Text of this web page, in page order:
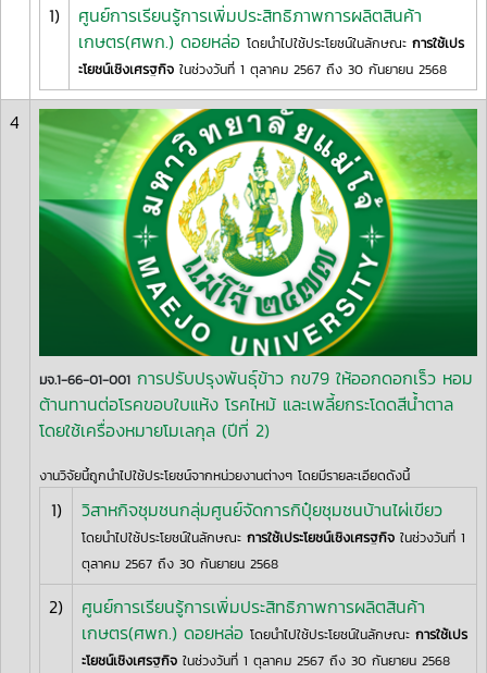
1)
ศูนย์การเรียนรู้การเพิ่มประสิทธิภาพการผลิตสินค้า
เกษตร(ศพก.) ดอยหล่อ โดยนำไปใช้ประโยชน์ในลักษณะ การใช้เปร
ะโยชน์เชิงเศรฐกิจ ในช่วงวันที่ 1 ตุลาคม 2567 ถึง 30 กันยายน 2568
4
มจ.1-66-01-001 การปรับปรุงพันธุ์ข้าว กข79 ให้ออกดอกเร็ว หอม
ต้านทานต่อโรคขอบใบแห้ง โรคไหม้ และเพลี้ยกระโดดสีน้ำตาล
โดยใช้เครื่องหมายโมเลกุล (ปีที่ 2)
งานวิจัยนี้ถูกนำไปใช้ประโยชน์จากหน่วยงานต่างๆ โดยมีรายละเอียดดังนี้
1) วิสาหกิจชุมชนกลุ่มศูนย์จัดการกิปุ๋ยชุมชนบ้านไผ่เขียว
โดยนำไปใช้ประโยชน์ในลักษณะ การใช้เประโยชน์เชิงเศรฐกิจ ในช่วงวันที่ 1
ตุลาคม 2567 ถึง 30 กันยายน 2568
2)
ศูนย์การเรียนรู้การเพิ่มประสิทธิภาพการผลิตสินค้า
เกษตร(ศพก.) ดอยหล่อ โดยนำไปใช้ประโยชน์ในลักษณะ การใช้เปร
ะโยชน์เชิงเศรฐกิจ ในช่วงวันที่ 1 ตุลาคม 2567 ถึง 30 กันยายน 2568